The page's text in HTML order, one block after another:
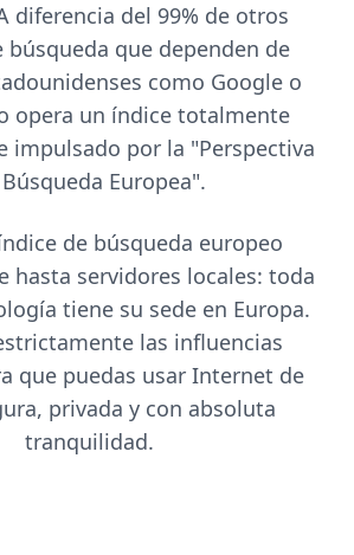
diferencia del 99% de otros
búsqueda que dependen de
como Google o
opera un índice totalmente
impulsado por la "Perspectiva
Europea".
de búsqueda europeo
hasta servidores locales: toda
tiene su sede en Europa.
las influencias
que puedas usar Internet de
privada y con absoluta
tranquilidad.